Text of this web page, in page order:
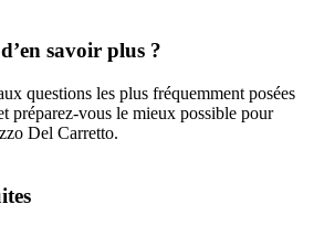
savoir plus ?
questions les plus fréquemment posées
préparez-vous le mieux possible pour
Del Carretto.